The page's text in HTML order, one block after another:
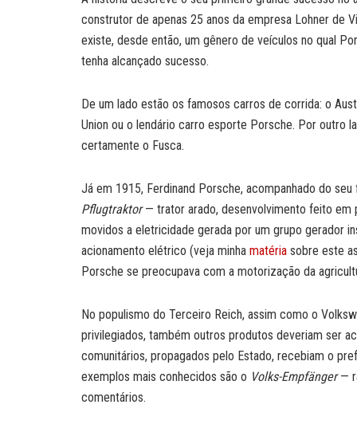
construtor de apenas 25 anos da empresa Lohner de
existe, desde então, um gênero de veículos no qual
tenha alcançado sucesso.
De um lado estão os famosos carros de corrida: o
Union ou o lendário carro esporte Porsche. Por outro
certamente o Fusca.
Já em 1915, Ferdinand Porsche, acompanhado do
Pflugtraktor— trator arado, desenvolvimento feito em
movidos a eletricidade gerada por um grupo gerador
acionamento elétrico (veja minha matéria sobre este
Porsche se preocupava com a motorização da
No populismo do Terceiro Reich, assim como o
privilegiados, também outros produtos deveriam ser
comunitários, propagados pelo Estado, recebiam o
exemplos mais conhecidos são o Volks-Empfänger—
comentários.